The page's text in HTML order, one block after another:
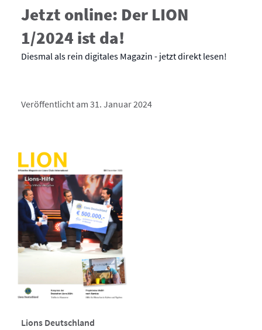
Jetzt online: Der LION
1/2024 ist da!
Diesmal als rein digitales Magazin - jetzt direkt lesen!
Veröffentlicht am 31. Januar 2024
Lions Deutschland